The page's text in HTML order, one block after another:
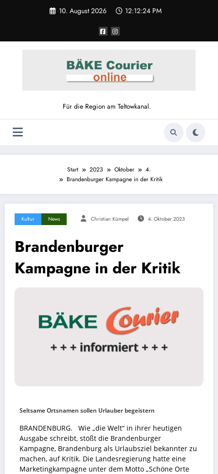
10. August 2026 12:12:24 PM
Für die Region am Teltowkanal.
Start 2023 Oktober
4.
Brandenburger Kampagne in der Kritik
Kultur News Christian Kümpel 4. Oktober 2023
Brandenburger
Kampagne in der Kritik
Seltsame Ortsnamen sollen Urlauber begeistern
BRANDENBURG. Wie „die Welt“ in ihrer heutigen
Ausgabe schreibt, stößt die Brandenburger
Kampagne, Brandenburg als Urlaubsziel bekannter zu
machen, auf Kritik. Die Landesregierung hatte eine
Marketingkampagne unter dem Motto „Schöne Orte